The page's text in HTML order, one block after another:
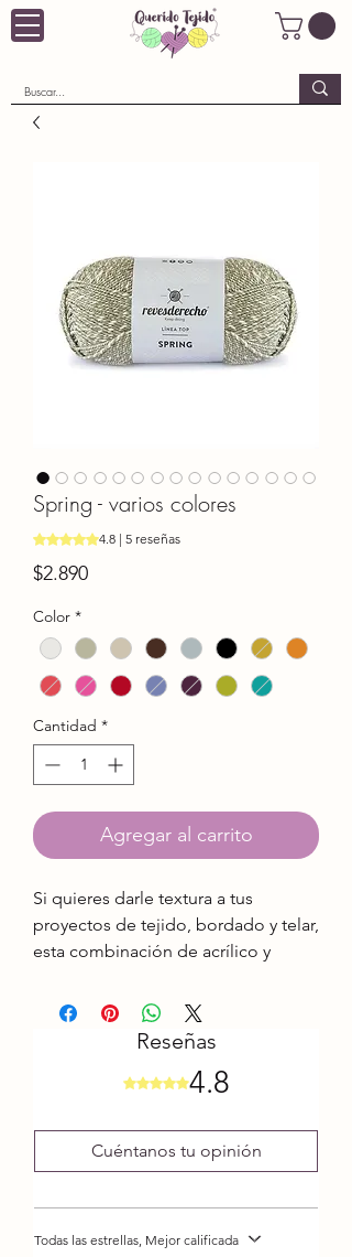
Spring - varios colores
Según 5 reseñas, la calificación es de
4.8 | 5 reseñas
$2.890Precio
Color *
Cantidad *
Agregar al carrito
Si quieres darle textura a tus
proyectos de tejido, bordado y telar,
esta combinación de acrílico y
Descripción
Antialérgico
Algodón
Liso
Gramaje: 100 grs. aprox.
Grosor: 1 Súper Fino
Palillo: Nº 3,5
Reseñas
Obtuvo 4,8 de 5 estrellas.
4.8
Cuéntanos tu opinión
Todas las estrellas, Mejor calificada